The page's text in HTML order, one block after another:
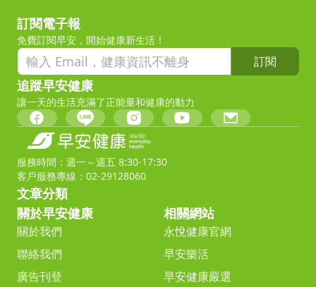
訂閱電子報
免費訂閱早安，開始健康新生活！
訂閱
追蹤早安健康
讓一天的生活充滿了正能量和健康的動力
服務時間：週一～週五 8:30-17:30
客戶服務專線：02-29128060
文章分類
關於早安健康
關於我們
聯絡我們
廣告刊登
相關網站
永悅健康官網
早安樂活
早安健康嚴選